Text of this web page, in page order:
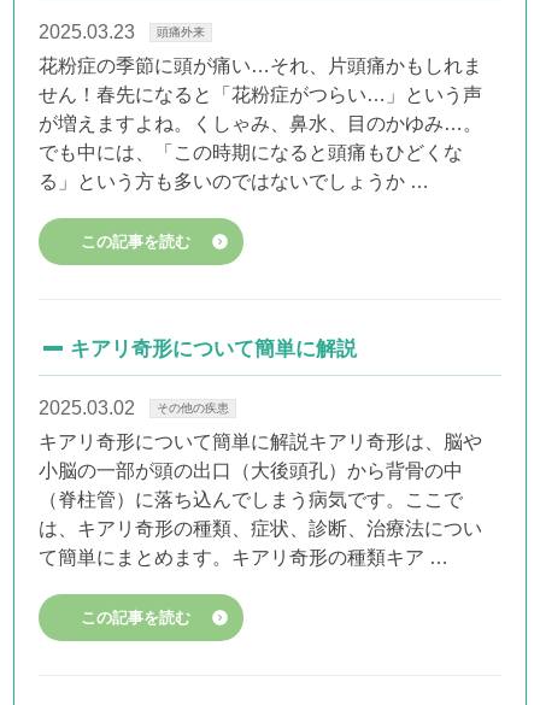
2025.03.23 頭痛外来
花粉症の季節に頭が痛い…それ、片頭痛かもしれま
せん！春先になると「花粉症がつらい…」という声
が増えますよね。くしゃみ、鼻水、目のかゆみ…。
でも中には、「この時期になると頭痛もひどくな
る」という方も多いのではないでしょうか …
この記事を読む
キアリ奇形について簡単に解説
2025.03.02 その他の疾患
キアリ奇形について簡単に解説キアリ奇形は、脳や
小脳の一部が頭の出口（大後頭孔）から背骨の中
（脊柱管）に落ち込んでしまう病気です。ここで
は、キアリ奇形の種類、症状、診断、治療法につい
て簡単にまとめます。キアリ奇形の種類キア …
この記事を読む